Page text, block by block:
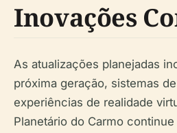
Inovações
As atualizações planejadas
próxima geração, sistemas
experiências de realidade
Planetário do Carmo